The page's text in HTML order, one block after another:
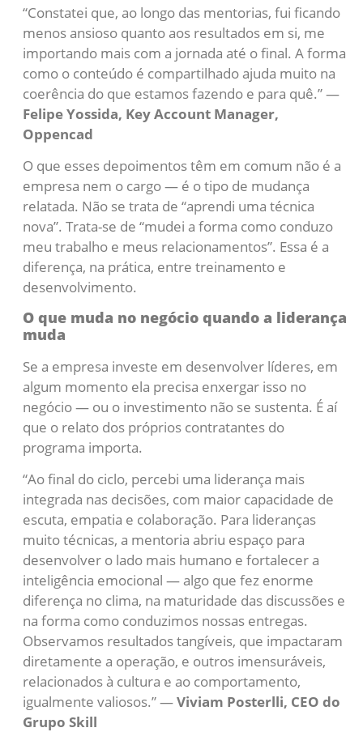
“Constatei que, ao longo das mentorias, fui ficando
menos ansioso quanto aos resultados em si, me
importando mais com a jornada até o final. A forma
como o conteúdo é compartilhado ajuda muito na
coerência do que estamos fazendo e para quê.” —
Felipe Yossida, Key Account Manager,
Oppencad
O que esses depoimentos têm em comum não é a
empresa nem o cargo — é o tipo de mudança
relatada. Não se trata de “aprendi uma técnica
nova”. Trata-se de “mudei a forma como conduzo
meu trabalho e meus relacionamentos”. Essa é a
diferença, na prática, entre treinamento e
desenvolvimento.
O que muda no negócio quando a liderança
muda
Se a empresa investe em desenvolver líderes, em
algum momento ela precisa enxergar isso no
negócio — ou o investimento não se sustenta. É aí
que o relato dos próprios contratantes do
programa importa.
“Ao final do ciclo, percebi uma liderança mais
integrada nas decisões, com maior capacidade de
escuta, empatia e colaboração. Para lideranças
muito técnicas, a mentoria abriu espaço para
desenvolver o lado mais humano e fortalecer a
inteligência emocional — algo que fez enorme
diferença no clima, na maturidade das discussões e
na forma como conduzimos nossas entregas.
Observamos resultados tangíveis, que impactaram
diretamente a operação, e outros imensuráveis,
relacionados à cultura e ao comportamento,
igualmente valiosos.” —Viviam Posterlli, CEO do
Grupo Skill